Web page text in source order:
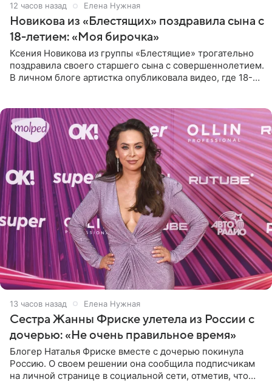
12 часов назад Елена Нужная
Новикова из «Блестящих» поздравила сына с
18-летием: «Моя бирочка»
Ксения Новикова из группы «Блестящие» трогательно
поздравила своего старшего сына с совершеннолетием.
В личном блоге артистка опубликовала видео, где 18-
13 часов назад Елена Нужная
Сестра Жанны Фриске улетела из России с
дочерью: «Не очень правильное время»
Блогер Наталья Фриске вместе с дочерью покинула
Россию. О своем решении она сообщила подписчикам
на личной странице в социальной сети, отметив, что